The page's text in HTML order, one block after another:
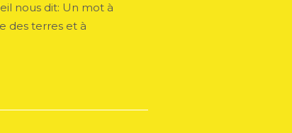
nous dit: Un mot à
des terres et à